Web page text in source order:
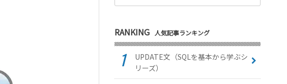
RANKING 人気記事ランキング
UPDATE文（SQLを基本から学ぶシ
リーズ）